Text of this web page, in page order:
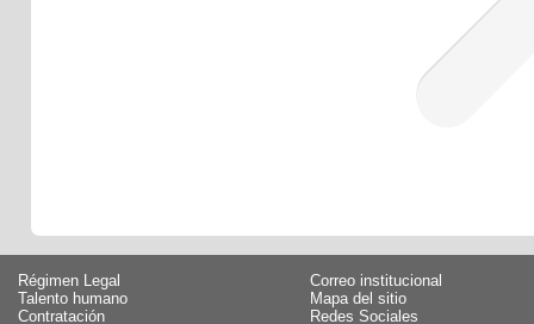
Régimen Legal
Talento humano
Contratación
Correo institucional
Mapa del sitio
Redes Sociales